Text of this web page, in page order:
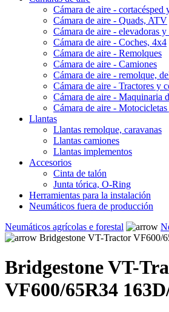
Cámara de aire - cortacésped
Cámara de aire - Quads, ATV
Cámara de aire - elevadoras
Cámara de aire - Coches, 4x4
Cámara de aire - Remolques
Cámara de aire - Camiones
Cámara de aire - remolque,
Cámara de aire - Tractores y
Cámara de aire - Maquinaria
Cámara de aire -
Llantas
Llantas remolque, caravanas
Llantas camiones
Llantas implementos
Accesorios
Cinta de talón
Junta tórica, O-Ring
Herramientas para la instalación
Neumáticos fuera de producción
Neumáticos agrícolas e forestal
Bridgestone VT-Tractor VF600/
Bridgestone VT-
VF600/65R34